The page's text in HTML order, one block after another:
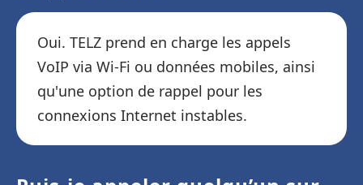
Oui. TELZ prend en charge les appels
VoIP via Wi-Fi ou données mobiles, ainsi
qu'une option de rappel pour les
connexions Internet instables.